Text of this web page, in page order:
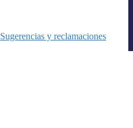
Sugerencias y reclamaciones